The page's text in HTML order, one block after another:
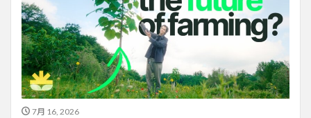
7月 16, 2026